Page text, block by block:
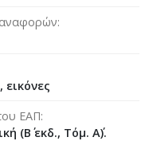
ΕΑΠ
(Β΄ εκδ., Τόμ. Α΄).